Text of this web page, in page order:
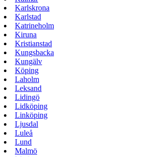
Karlskrona
Karlstad
Katrineholm
Kiruna
Kristianstad
Kungsbacka
Kungälv
Köping
Laholm
Leksand
Lidingö
Lidköping
Linköping
Ljusdal
Luleå
Lund
Malmö